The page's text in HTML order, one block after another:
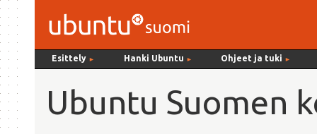
Esittely ► Hanki Ubuntu ► Ohjeet ja tuki ►
Ubuntu Suomen